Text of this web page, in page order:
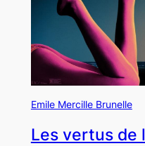
Emile Mercille Brunelle
Les vertus de